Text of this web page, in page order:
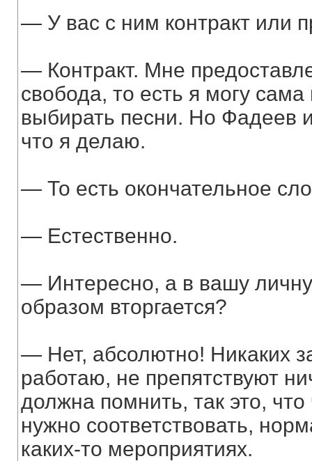
— У вас с ним контракт или
— Контракт. Мне
свобода, то есть я могу
выбирать песни. Но Фадеев
что я делаю.
— То есть окончательное
— Естественно.
— Интересно, а в вашу
образом вторгается?
— Нет, абсолютно! Никаких
работаю, не препятствуют
должна помнить, так это,
нужно соответствовать,
каких-то мероприятиях.